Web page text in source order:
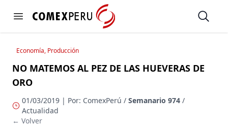
Open menu
https://www.comexperu.org.pe Open
Economía, Producción
NO MATEMOS AL PEZ DE LAS HUEVERAS DE
ORO
01/03/2019 | Por: ComexPerú /Semanario 974 /
Actualidad
← Volver